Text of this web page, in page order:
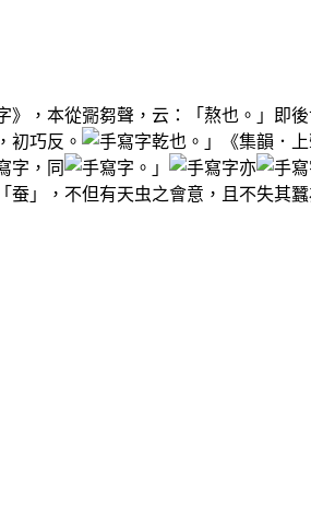
》，本從䰜芻聲，云：「熬也。」即
，初巧反。 乾也。」《集韻．
，同 。」 亦
」，不但有天虫之會意，且不失其蠶